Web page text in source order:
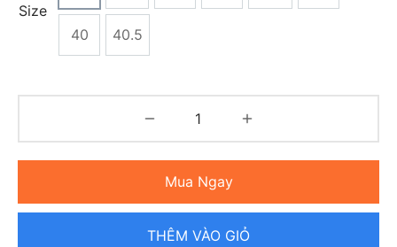
Size
40 40.5
Mua Ngay
THÊM VÀO GIỎ